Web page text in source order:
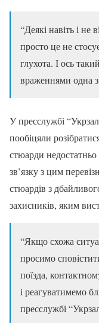
“Деякі навіть і не
просто це не
глухота. І ось
враженнями одна з
У пресслужбі
пообіцяли
стюарди
зв’язку з цим
стюардів з
захисників, яким
“Якщо схожа
просимо
поїзда,
і реагуватимемо
пресслужбі